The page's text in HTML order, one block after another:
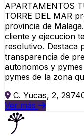
APARTAMENTOS
TORRE DEL MAR
provincia de
cliente y ejecucion
resolutivo. Destaca
transparencia de
autonomos y
pymes de la zona
C. Yucas, 2,
Ver más